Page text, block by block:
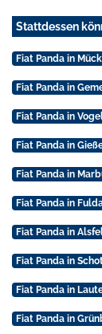
Stattdessen
Fiat Panda in
Fiat Panda in
Fiat Panda in
Fiat Panda in
Fiat Panda in
Fiat Panda in
Fiat Panda in
Fiat Panda in
Fiat Panda in
Fiat Panda in